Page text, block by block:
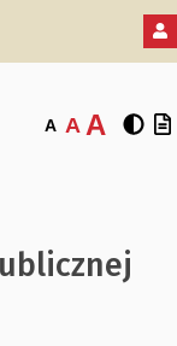
A A A